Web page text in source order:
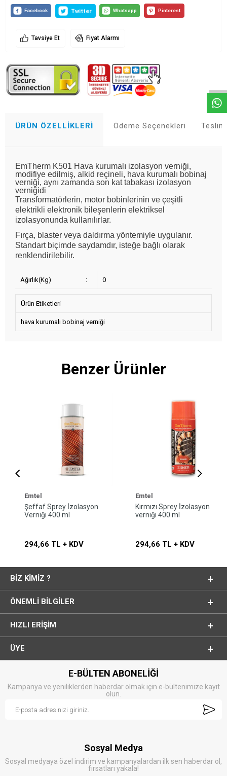
Tavsiye Et Fiyat Alarmı
ÜRÜN ÖZELLIKLERI Ödeme Seçenekleri
EmTherm K501 Hava kurumalı izolasyon verniği,
modifiye edilmiş, alkid reçineli, hava kurumalı bobinaj
verniği, aynı zamanda son kat tabakası izolasyon
verniğidi
Transformatörlerin, motor bobinlerinin ve çeşitli
elektrikli elektronik bileşenlerin elektriksel
izolasyonunda kullanılırlar.
Fırça, blaster veya daldırma yöntemiyle uygulanır.
Standart biçimde saydamdır, isteğe bağlı olarak
renklendirilebilir.
Ağırlık(Kg) : 0
Ürün Etiketleri
hava kurumalı bobinaj verniği
Benzer Ürünler
Emtel
Şeffaf Sprey İzolasyon
Verniği 400 ml
294,66 TL + KDV
Emtel
Kırmızı Sprey İzolasyon
verniği 400 ml
294,66 TL + KDV
BIZ KIMIZ ?
ÖNEMLI BILGILER
HIZLI ERIŞIM
ÜYE
E-BÜLTEN ABONELİĞİ
Kampanya ve yeniliklerden haberdar olmak için e-bültenimize kayıt
olun.
Sosyal Medya
Sosyal medyaya özel indirim ve kampanyalardan ilk sen haberdar ol,
fırsatları yakala!